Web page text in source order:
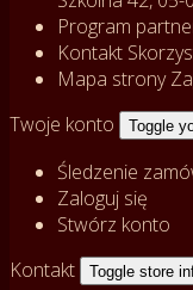
Program
Kontakt
Mapa strony
Twoje konto
Toggle
Śledzenie
Zaloguj się
Stwórz konto
Kontakt
Toggle store